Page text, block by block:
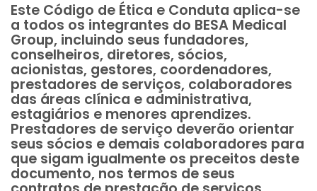
Este Código de Ética e Conduta aplica-se
a todos os integrantes do BESA Medical
Group, incluindo seus fundadores,
conselheiros, diretores, sócios,
acionistas, gestores, coordenadores,
prestadores de serviços, colaboradores
das áreas clínica e administrativa,
estagiários e menores aprendizes.
Prestadores de serviço deverão orientar
seus sócios e demais colaboradores para
que sigam igualmente os preceitos deste
documento, nos termos de seus